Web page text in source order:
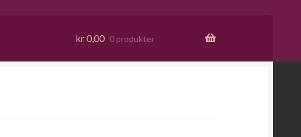
kr0,00 0 produkter